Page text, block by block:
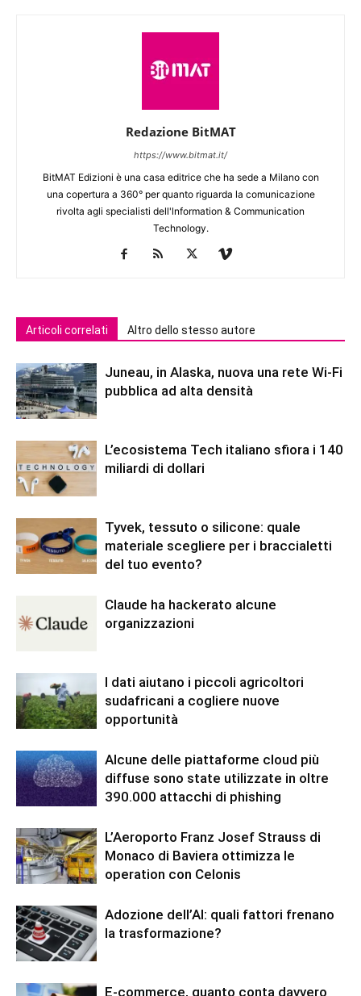
Redazione BitMAT
https://www.bitmat.it/
BitMAT Edizioni è una casa editrice che ha sede a Milano con
una copertura a 360° per quanto riguarda la comunicazione
rivolta agli specialisti dell'lnformation & Communication
Technology.
Articoli correlati Altro dello stesso autore
Juneau, in Alaska, nuova una rete Wi-Fi
pubblica ad alta densità
L’ecosistema Tech italiano sfiora i 140
miliardi di dollari
Tyvek, tessuto o silicone: quale
materiale scegliere per i braccialetti
del tuo evento?
Claude ha hackerato alcune
organizzazioni
I dati aiutano i piccoli agricoltori
sudafricani a cogliere nuove
opportunità
Alcune delle piattaforme cloud più
diffuse sono state utilizzate in oltre
390.000 attacchi di phishing
L’Aeroporto Franz Josef Strauss di
Monaco di Baviera ottimizza le
operation con Celonis
Adozione dell’AI: quali fattori frenano
la trasformazione?
E-commerce, quanto conta davvero